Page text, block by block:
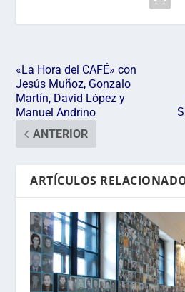
«La Hora del CAFÉ» con
Jesús Muñoz, Gonzalo
Martín, David López y
Manuel Andrino
ANTERIOR
ARTÍCULOS